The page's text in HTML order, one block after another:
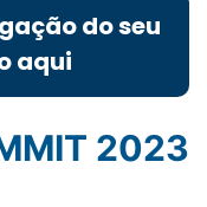
do seu
aqui
2023